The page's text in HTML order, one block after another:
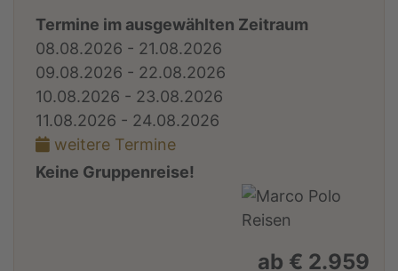
Termine im ausgewählten Zeitraum
08.08.2026 - 21.08.2026
09.08.2026 - 22.08.2026
10.08.2026 - 23.08.2026
11.08.2026 - 24.08.2026
weitere Termine
Keine Gruppenreise!
ab € 2.959